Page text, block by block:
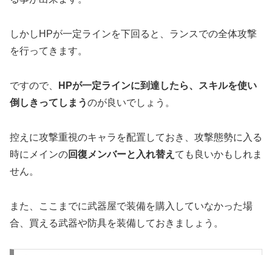
しかしHPが一定ラインを下回ると、ランスでの全体攻撃
を行ってきます。
ですので、
HPが一定ラインに到達したら、スキルを使い
倒しきってしまうのが良いでしょう。
控えに攻撃重視のキャラを配置しておき、攻撃態勢に入る
時にメインの回復メンバーと入れ替え ても良いかもしれま
せん。
また、ここまでに武器屋で装備を購入していなかった場
合、買える武器や防具を装備しておきましょう。